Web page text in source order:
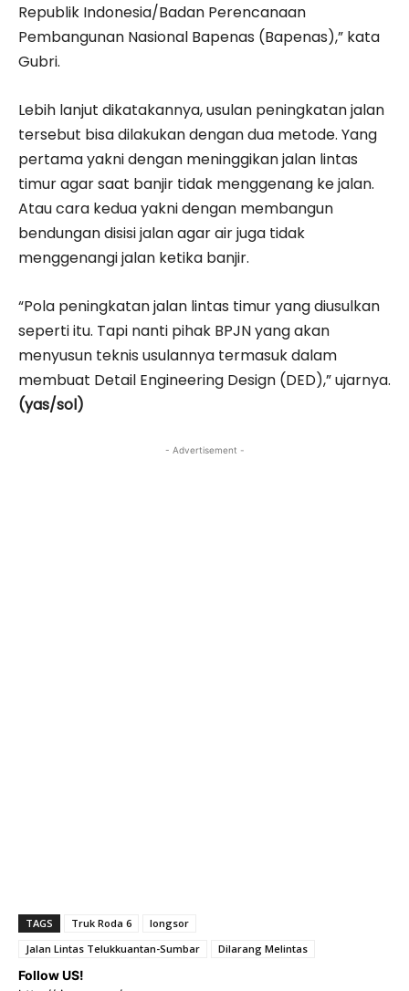
Republik Indonesia/Badan Perencanaan
Pembangunan Nasional Bapenas (Bapenas),” kata
Gubri.
Lebih lanjut dikatakannya, usulan peningkatan jalan
tersebut bisa dilakukan dengan dua metode. Yang
pertama yakni dengan meninggikan jalan lintas
timur agar saat banjir tidak menggenang ke jalan.
Atau cara kedua yakni dengan membangun
bendungan disisi jalan agar air juga tidak
menggenangi jalan ketika banjir.
“Pola peningkatan jalan lintas timur yang diusulkan
seperti itu. Tapi nanti pihak BPJN yang akan
menyusun teknis usulannya termasuk dalam
membuat Detail Engineering Design (DED),” ujarnya.
(yas/sol)
- Advertisement -
TAGS Truk Roda 6
longsor
Jalan Lintas Telukkuantan-Sumbar
Dilarang Melintas
Follow US!